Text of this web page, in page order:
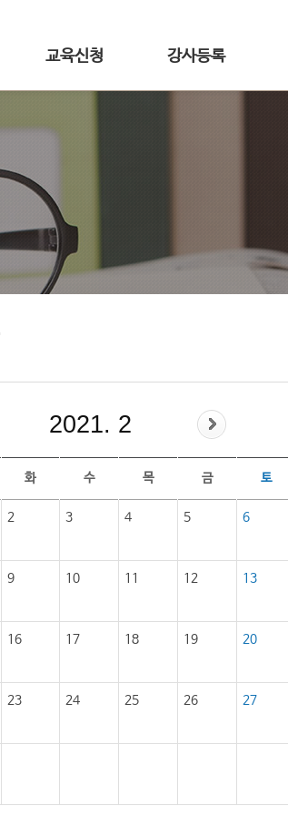
교육신청 강사등록
2021. 2
화 수 목 금 토
2 3 4 5 6
9 10 11 12 13
16 17 18 19 20
23 24 25 26 27